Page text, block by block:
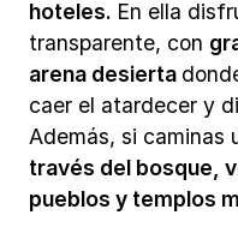
hoteles. En ella
transparente, con
arena desierta
caer el atardecer y
Además, si caminas
través del bosque,
pueblos y templos